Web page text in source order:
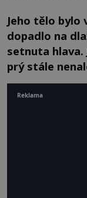
Jeho tělo bylo
dopadlo na
setnuta hlava.
prý stále
Reklama